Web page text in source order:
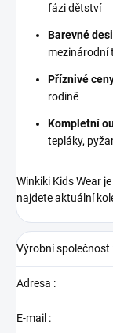
fázi dětství
Barevné
mezinárodní
Příznivé
rodině
Kompletní
tepláky,
Winkiki Kids Wear
najdete aktuální
Výrobní společnost
Adresa :
E-mail :